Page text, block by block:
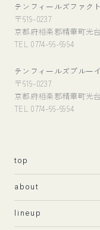
テンフィールズファク
〒619-0237
京都府相楽郡精華町光
TEL 0774-66-6994
テンフィールズブルー
〒619-0237
京都府相楽郡精華町光
TEL 0774-66-6994
top
about
lineup